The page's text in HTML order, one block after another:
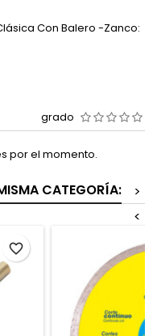
Con Balero -Zanco:
grado
por el momento.
CATEGORÍA:
>
<
favorite_border